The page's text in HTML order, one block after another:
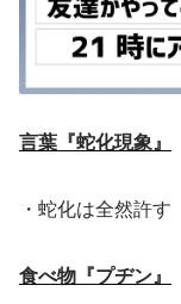
言葉『蛇化現象』
・蛇化は全然許す
食べ物『プヂン』